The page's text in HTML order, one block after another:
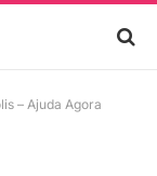
– Ajuda Agora